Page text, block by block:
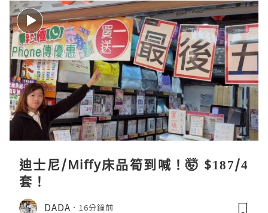
迪士尼/Miffy床品筍到喊！🤯 $187/4
套！
DADA 16分鐘前